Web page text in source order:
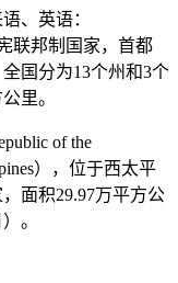
、英语：
联邦制国家，首都
国分为13个州和3个
里。
of the
），位于西太平
面积29.97万平方公
。